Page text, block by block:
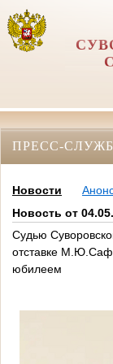
ПРЕСС-
Новости
Новость от
Судью
отставке
юбилеем